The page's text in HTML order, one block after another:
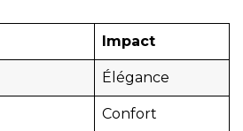
Impact
Élégance
Confort